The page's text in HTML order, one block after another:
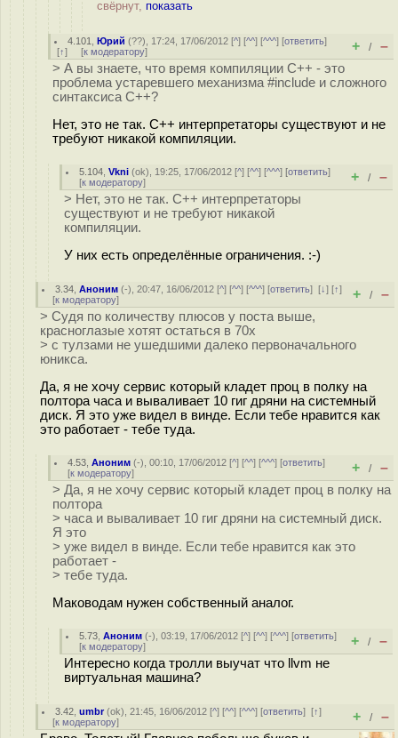
свёрнут, показать
4.101 ,Юрий (??), 17:24, 17/06/2012 [^] [^^] [^^^] [ответить]
[↑] [к модератору] + / –
> А вы знаете, что время компиляции С++ - это
проблема устаревшего механизма #include и сложного
синтаксиса С++?
Нет, это не так. С++ интерпретаторы существуют и не
требуют никакой компиляции.
5.104 ,Vkni (ok), 19:25, 17/06/2012 [^] [^^] [^^^] [ответить]
[к модератору] + / –
> Нет, это не так. С++ интерпретаторы
существуют и не требуют никакой
компиляции.
У них есть определённые ограничения. :-)
3.34 ,Аноним (-), 20:47, 16/06/2012 [^] [^^] [^^^] [ответить][↓] [↑]
[к модератору] + / –
> Судя по количеству плюсов у поста выше,
красноглазые хотят остаться в 70х
> с тулзами не ушедшими далеко первоначального
юникса.
Да, я не хочу сервис который кладет проц в полку на
полтора часа и вываливает 10 гиг дряни на системный
диск. Я это уже видел в винде. Если тебе нравится как
это работает - тебе туда.
4.53 ,Аноним (-), 00:10, 17/06/2012 [^] [^^] [^^^] [ответить]
[к модератору] + / –
> Да, я не хочу сервис который кладет проц в полку на
полтора
> часа и вываливает 10 гиг дряни на системный диск.
Я это
> уже видел в винде. Если тебе нравится как это
работает -
> тебе туда.
Маководам нужен собственный аналог.
5.73 ,Аноним (-), 03:19, 17/06/2012 [^] [^^] [^^^] [ответить]
[к модератору] + / –
Интересно когда тролли выучат что llvm не
виртуальная машина?
3.42 ,umbr(ok), 21:45, 16/06/2012 [^] [^^] [^^^] [ответить][↑]
[к модератору] + / –